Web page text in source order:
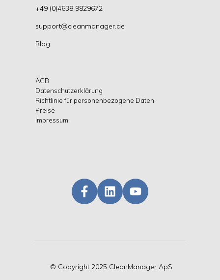
+49 (0)4638 9829672
support@cleanmanager.de
Blog
AGB
Datenschutzerklärung
Richtlinie für personenbezogene Daten
Preise
Impressum
© Copyright 2025 CleanManager ApS